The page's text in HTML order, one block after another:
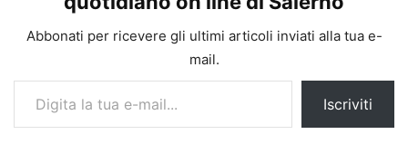
Abbonati per ricevere gli ultimi articoli inviati alla tua e-
mail.
Digita la tua e-mail...
Iscriviti